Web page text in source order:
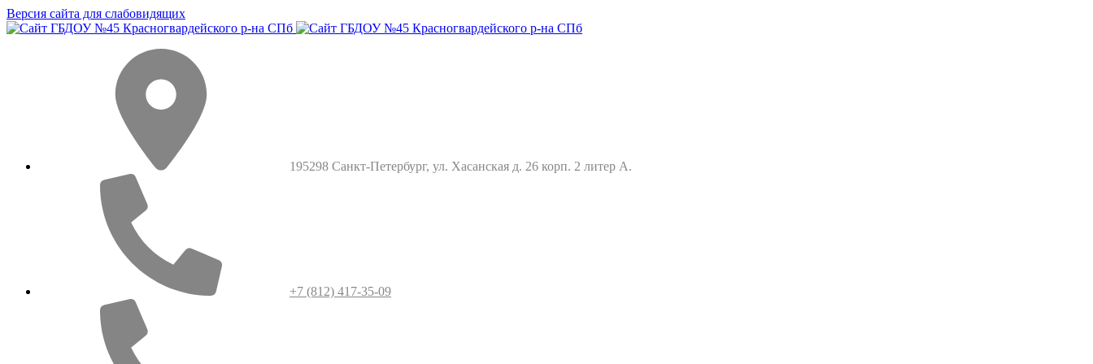
Версия сайта для слабовидящих
195298 Санкт-Петербург, ул. Хасанская д. 26 корп. 2 литер А.
+7 (812) 417-35-09